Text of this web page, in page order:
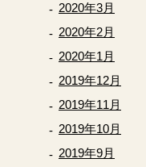
2020年3月
2020年2月
2020年1月
2019年12月
2019年11月
2019年10月
2019年9月